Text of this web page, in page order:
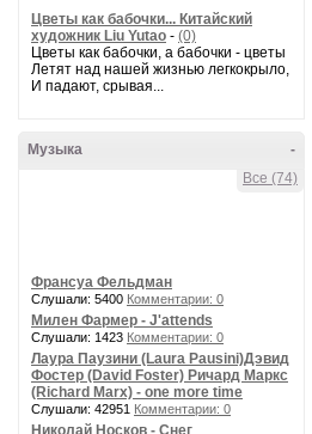
Цветы как бабочки... Китайский
художник Liu Yutao - (0)
Цветы как бабочки, а бабочки - цветы
Летят над нашей жизнью легкокрыло,
И падают, срывая...
-
Музыка
Все (74)
Франсуа Фельдман
Слушали: 5400 Комментарии: 0
Милен Фармер - J'attends
Слушали: 1423 Комментарии: 0
Лаура Паузини (Laura Pausini)Дэвид
Фостер (David Foster) Ричард Маркс
(Richard Marx) - one more time
Слушали: 42951 Комментарии: 0
Николай Носков - Снег